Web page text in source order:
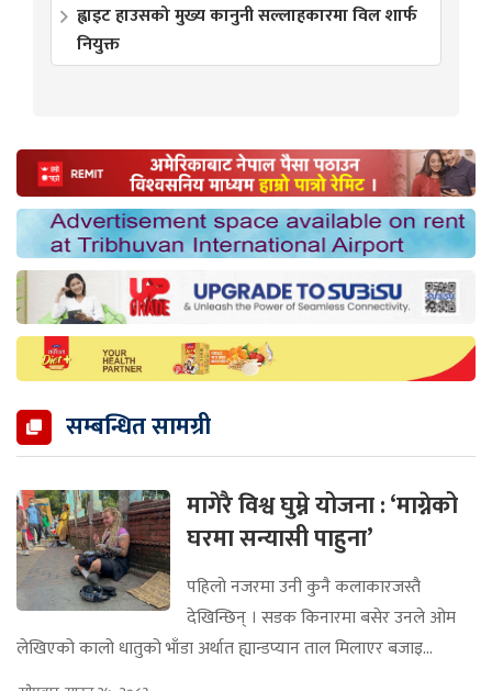
ह्वाइट हाउसको मुख्य कानुनी सल्लाहकारमा विल शार्फ
नियुक्त
सम्बन्धित सामग्री
मागेरै विश्व घुम्ने योजना : ‘माग्नेको
घरमा सन्यासी पाहुना’
पहिलो नजरमा उनी कुनै कलाकारजस्तै
देखिन्छिन् । सडक किनारमा बसेर उनले ओम
लेखिएको कालो धातुको भाँडा अर्थात ह्यान्डप्यान ताल मिलाएर बजाइ...